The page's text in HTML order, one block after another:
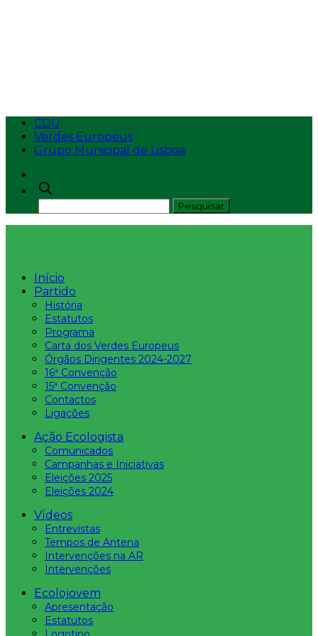
CDU
Verdes Europeus
Grupo Municipal de Lisboa
Início
Partido
História
Estatutos
Programa
Carta dos Verdes Europeus
Órgãos Dirigentes 2024-2027
16ª Convenção
15ª Convenção
Contactos
Ligações
Ação Ecologista
Comunicados
Campanhas e Iniciativas
Eleições 2025
Eleições 2024
Vídeos
Entrevistas
Tempos de Antena
Intervenções na AR
Intervenções
Ecolojovem
Apresentação
Estatutos